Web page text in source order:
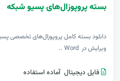
بسته پروپوزال‌های پسیو شبکه
دانلود بسته کامل پروپوزال‌های تخصصی
ویرایش در Word ..
فایل دیجیتال آماده استفاده